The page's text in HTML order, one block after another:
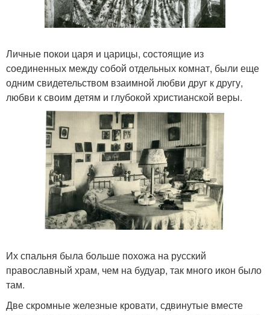
Личные покои царя и царицы, состоящие из
соединенных между собой отдельных комнат, были еще
одним свидетельством взаимной любви друг к другу,
любви к своим детям и глубокой христианской веры.
Их спальня была больше похожа на русский
православный храм, чем на будуар, так много икон было
там.
Две скромные железные кровати, сдвинутые вместе